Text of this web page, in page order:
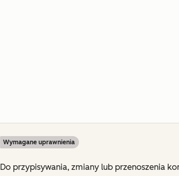
Wymagane uprawnienia
Do przypisywania, zmiany lub przenoszenia